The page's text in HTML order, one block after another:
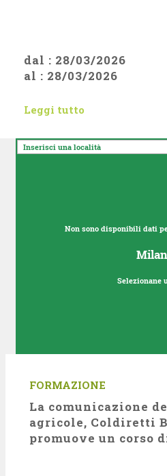
dal : 28/03/2026
al : 28/03/2026
Leggi tutto
Inserisci una località
Non sono disponibili dati
Selezionane
FORMAZIONE
La comunicazione
agricole, Coldiretti
promuove un corso